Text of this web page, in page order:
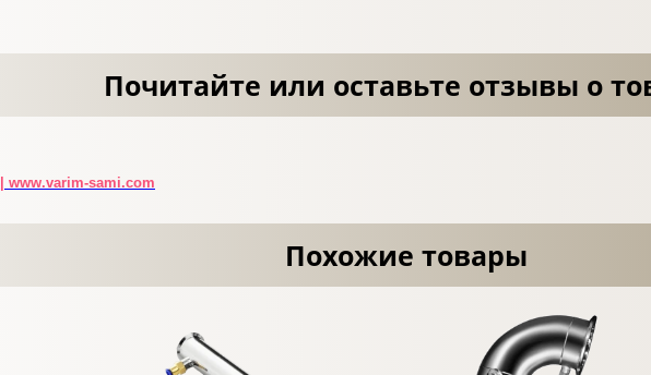
Почитайте или оставьте отзывы о
| www.varim-sami.com
Похожие товары